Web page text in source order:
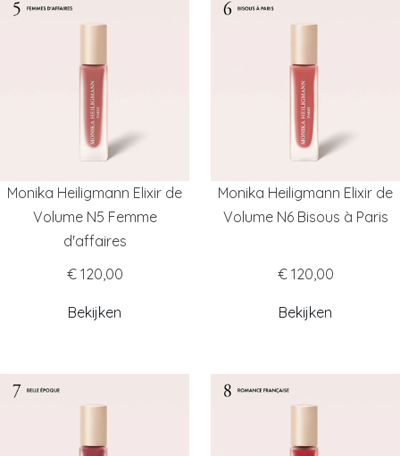
Monika Heiligmann Elixir de
Volume N5 Femme
d'affaires
€ 120,00
Bekijken
Monika Heiligmann Elixir de
Volume N6 Bisous à Paris
€ 120,00
Bekijken